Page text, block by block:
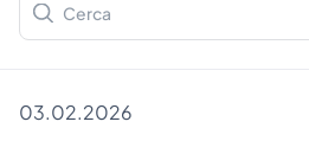
03.02.2026